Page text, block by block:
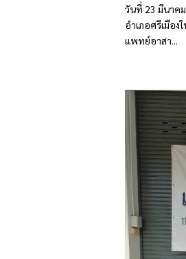
วันที่ 23 มีนาค
อำเภอศรีเมือ
แพทย์อาสา...